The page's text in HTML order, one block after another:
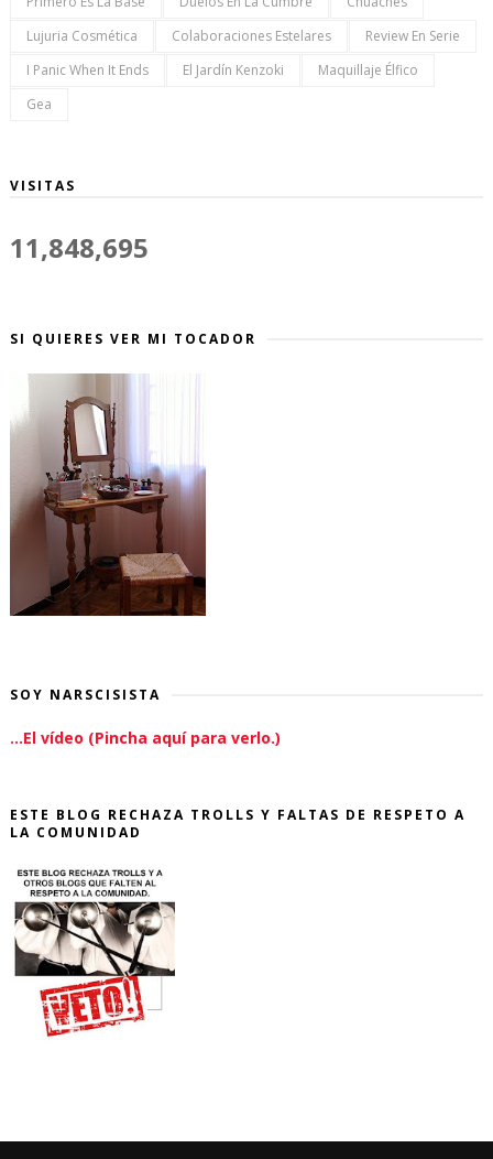
Lujuria Cosmética
Colaboraciones Estelares
Review En Serie
I Panic When It Ends
El Jardín Kenzoki
Maquillaje Élfico
Gea
VISITAS
11,848,695
SI QUIERES VER MI TOCADOR
SOY NARSCISISTA
...El vídeo (Pincha aquí para verlo.)
ESTE BLOG RECHAZA TROLLS Y FALTAS DE RESPETO A
LA COMUNIDAD